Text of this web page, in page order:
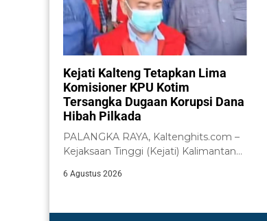
Kejati Kalteng Tetapkan Lima
Komisioner KPU Kotim
Tersangka Dugaan Korupsi Dana
Hibah Pilkada
PALANGKA RAYA, Kaltenghits.com –
Kejaksaan Tinggi (Kejati) Kalimantan
komisioner...
6 Agustus 2026